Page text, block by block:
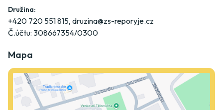
Družina:
+420 720 551 815, druzina@zs-reporyje.cz
Č.účtu: 308667354/0300
Mapa